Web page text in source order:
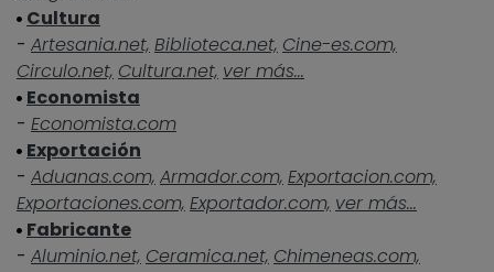
Cultura
- Artesania.net, Biblioteca.net, Cine-es.com,
Circulo.net, Cultura.net, ver más...
Economista
- Economista.com
Exportación
- Aduanas.com, Armador.com, Exportacion.com,
Exportaciones.com, Exportador.com, ver más...
Fabricante
- Aluminio.net, Ceramica.net, Chimeneas.com,